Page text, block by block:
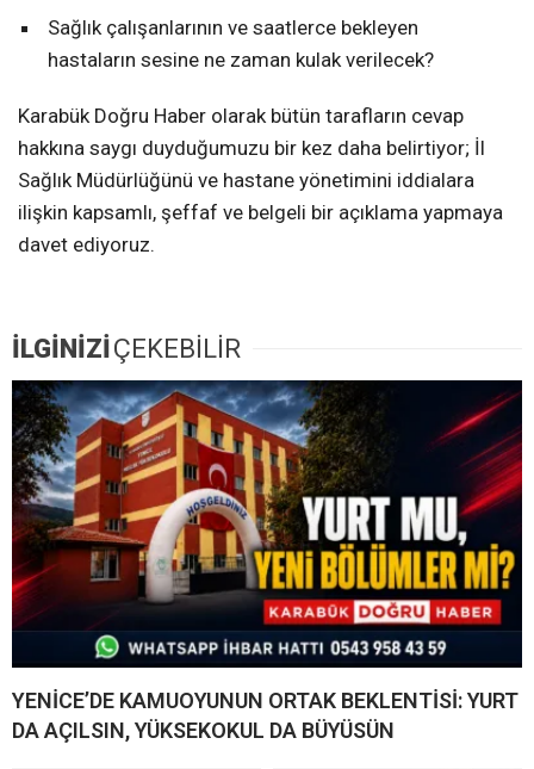
Sağlık çalışanlarının ve saatlerce bekleyen
hastaların sesine ne zaman kulak verilecek?
Karabük Doğru Haber olarak bütün tarafların cevap
hakkına saygı duyduğumuzu bir kez daha belirtiyor; İl
Sağlık Müdürlüğünü ve hastane yönetimini iddialara
ilişkin kapsamlı, şeffaf ve belgeli bir açıklama yapmaya
davet ediyoruz.
İLGİNİZİÇEKEBİLİR
YENİCE’DE KAMUOYUNUN ORTAK BEKLENTİSİ: YURT
DA AÇILSIN, YÜKSEKOKUL DA BÜYÜSÜN